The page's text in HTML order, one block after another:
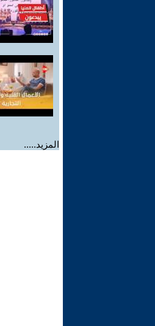
المزيد.....